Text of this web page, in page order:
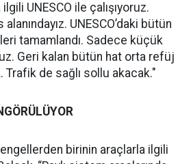
UNESCO ile çalışıyoruz.
UNESCO’daki bütün
tamamlandı. Sadece küçük
Geri kalan bütün hat orta refüj
de sağlı sollu akacak."
birinin araçlarla ilgili